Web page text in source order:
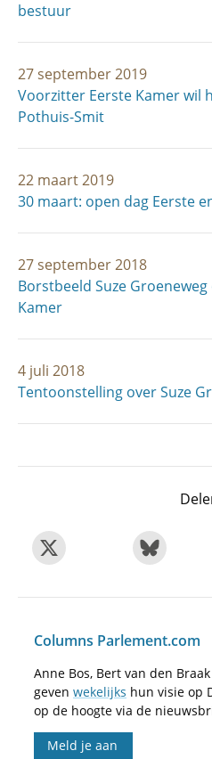
bestuur
27 september 2019
Voorzitter Eerste Kamer wil
Pothuis-Smit
22 maart 2019
30 maart: open dag Eerste
27 september 2018
Borstbeeld Suze
Kamer
4 juli 2018
Tentoonstelling over Suze
Columns Parlement.com
Anne Bos, Bert van den
geven wekelijks hun visie op
op de hoogte via de
Meld je aan